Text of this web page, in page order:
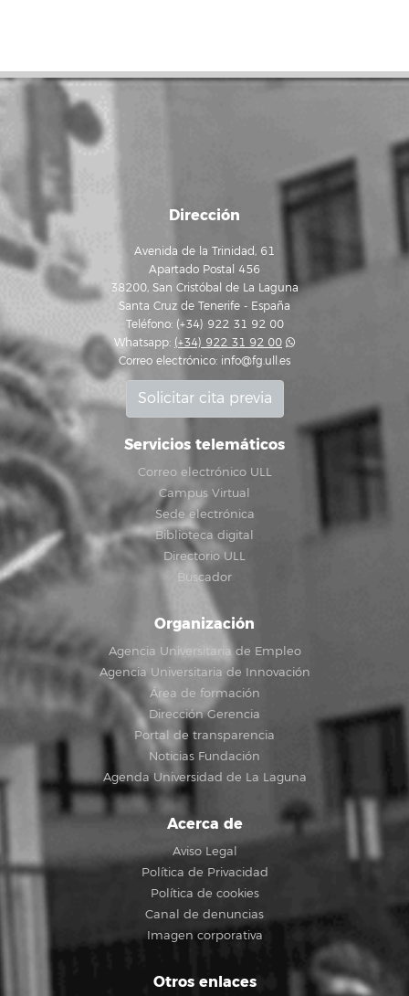
Dirección
Avenida de la Trinidad, 61
Apartado Postal 456
38200, San Cristóbal de La Laguna
Santa Cruz de Tenerife - España
Teléfono: (+34) 922 31 92 00
Whatsapp: (+34) 922 31 92 00
Correo electrónico: info@fg.ull.es
Solicitar cita previa
Servicios telemáticos
Correo electrónico ULL
Campus Virtual
Sede electrónica
Biblioteca digital
Directorio ULL
Buscador
Organización
Agencia Universitaria de Empleo
Agencia Universitaria de Innovación
Área de formación
Dirección Gerencia
Portal de transparencia
Noticias Fundación
Agenda Universidad de La Laguna
Acerca de
Aviso Legal
Política de Privacidad
Política de cookies
Canal de denuncias
Imagen corporativa
Otros enlaces